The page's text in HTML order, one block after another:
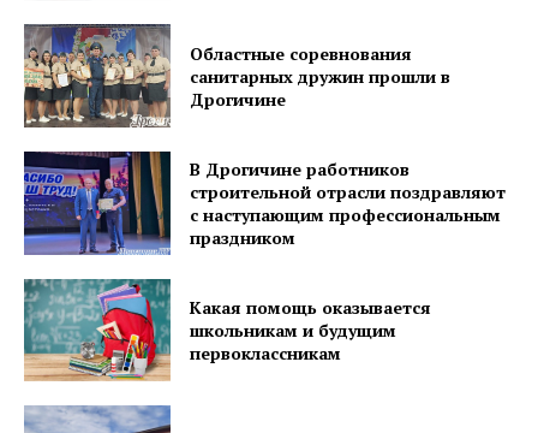
Газета
"Драгічынскі Веснік"
ПОДПИСАТЬСЯ
Областные соревнования
санитарных дружин прошли в
Дрогичине
В Дрогичине работников
строительной отрасли поздравляют
с наступающим профессиональным
праздником
Какая помощь оказывается
школьникам и будущим
первоклассникам